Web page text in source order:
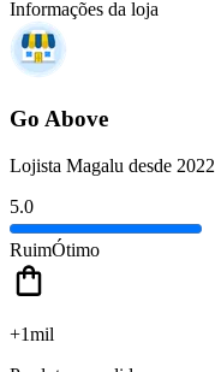
Informações da loja
Go Above
Lojista Magalu desde 2022
5.0
RuimÓtimo
+1mil